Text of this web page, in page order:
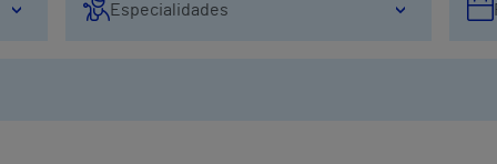
Especialidades